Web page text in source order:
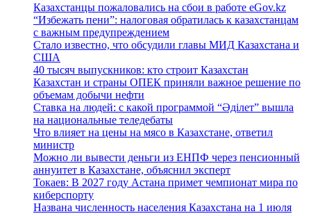
Казахстанцы пожаловались на сбои в работе eGov.kz
“Избежать пени”: налоговая обратилась к казахстанцам
с важным предупреждением
Стало известно, что обсудили главы МИД Казахстана и
США
40 тысяч выпускников: кто строит Казахстан
Казахстан и страны ОПЕК приняли важное решение по
объемам добычи нефти
Ставка на людей: с какой программой “Әділет” вышла
на национальные теледебаты
Что влияет на цены на мясо в Казахстане, ответил
министр
Можно ли вывести деньги из ЕНПФ через пенсионный
аннуитет в Казахстане, объяснил эксперт
Токаев: В 2027 году Астана примет чемпионат мира по
киберспорту
Названа численность населения Казахстана на 1 июля